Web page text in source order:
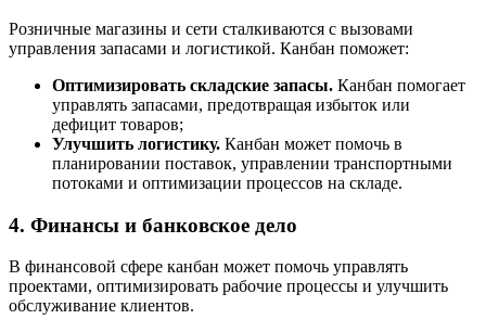
Розничные магазины и сети сталкиваются с вызовами
управления запасами и логистикой. Канбан поможет:
Оптимизировать складские запасы. Канбан помогает
управлять запасами, предотвращая избыток или
дефицит товаров;
Улучшить логистику. Канбан может помочь в
планировании поставок, управлении транспортными
потоками и оптимизации процессов на складе.
4. Финансы и банковское дело
В финансовой сфере канбан может помочь управлять
проектами, оптимизировать рабочие процессы и улучшить
обслуживание клиентов.